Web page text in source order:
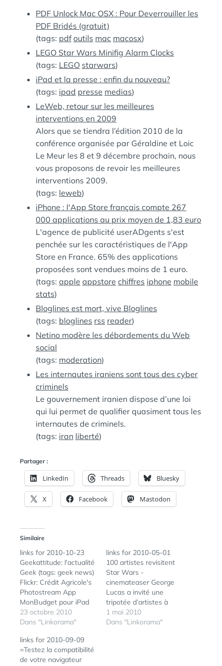
PDF Unlock Mac OSX : Pour Deverrouiller les
PDF Bridés (gratuit)
(tags: pdf outils mac macosx)
LEGO Star Wars Minifig Alarm Clocks
(tags: LEGO starwars)
iPad et la presse : enfin du nouveau?
(tags: ipad presse medias)
LeWeb, retour sur les meilleures
interventions en 2009
Alors que se tiendra l’édition 2010 de la
conférence organisée par Géraldine et Loic
Le Meur les 8 et 9 décembre prochain, nous
vous proposons de revoir les meilleures
interventions 2009.
(tags: leweb)
iPhone : l'App Store français compte 267
000 applications au prix moyen de 1,83 euro
L'agence de publicité userADgents s'est
penchée sur les caractéristiques de l'App
Store en France. 65% des applications
proposées sont vendues moins de 1 euro.
(tags: apple appstore chiffres iphone mobile
stats)
Bloglines est mort, vive Bloglines
(tags: bloglines rss reader)
Netino modère les débordements du Web
social
(tags: moderation)
Les internautes iraniens sont tous des cyber
criminels
Le gouvernement iranien dispose d’une loi
qui lui permet de qualifier quasiment tous les
internautes de criminels.
(tags: iran liberté)
Partager :
LinkedIn Threads Bluesky
X Facebook Mastodon
Similaire
links for 2010-10-23
Geekattitude: l'actualité
Geek (tags: geek news)
Flickr: Crédit Agricole's
Photostream App
MonBudget pour iPad
et Android (tags: iphone
ipad apps android) Le
Applications iPhone |
Application iPhone
(tags: iphone marketing
23 octobre 2010
Dans "Linkorama"
links for 2010-05-01
100 artistes revisitent
Star Wars -
cinemateaser George
Lucas a invité une
tripotée d’artistes à
explorer son univers
dans des œuvres de
1 mai 2010
Dans "Linkorama"
links for 2010-09-09
=Testez la compatibilité
de votre navigateur